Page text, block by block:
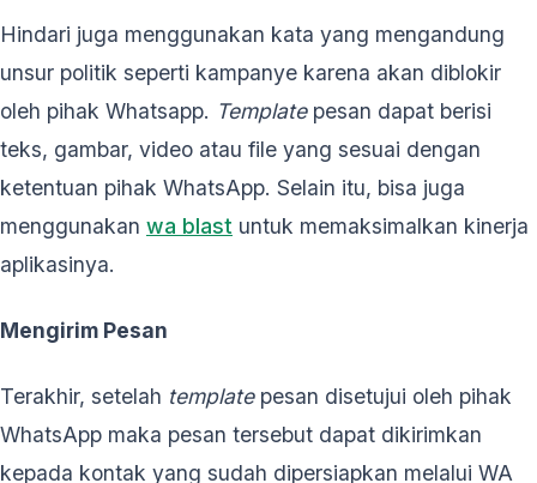
Hindari juga menggunakan kata yang mengandung
unsur politik seperti kampanye karena akan diblokir
oleh pihak Whatsapp. Templatepesan dapat berisi
teks, gambar, video atau file yang sesuai dengan
ketentuan pihak WhatsApp. Selain itu, bisa juga
menggunakan wa blast untuk memaksimalkan kinerja
aplikasinya.
Mengirim Pesan
Terakhir, setelah templatepesan disetujui oleh pihak
WhatsApp maka pesan tersebut dapat dikirimkan
kepada kontak yang sudah dipersiapkan melalui WA